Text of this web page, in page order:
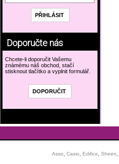
Doporučte nás
Chcete-li doporučit Vašemu
známému náš obchod, stačí
stisknout tlačítko a vyplnit formulář.
Asso
Casio Edifice Sheen